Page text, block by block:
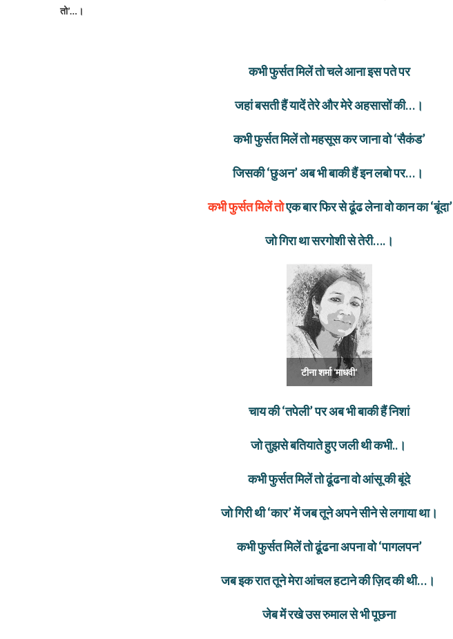
तो’…।
कभी फुर्सत मिलें तो चले आना इस पते पर
जहां बसती हैं यादें तेरे और मेरे अहसासों की…।
कभी फुर्सत मिलें तो महसूस कर जाना वो ‘सैकंड’
जिसकी ‘छुअन’ अब भी बाकी हैं इन लबो पर…।
कभी फुर्सत मिलें तोएक बार फिर से ढूंढ लेना वोकान का ‘बूंदा’
जो गिरा था सरगोशी से तेरी….।
टीना शर्मा ‘माधवी’
चाय की ‘तपेली’ पर अब भी बाकी हैं निशां
जो तुझसे बतियाते हुए जली थी कभी..।
कभी फुर्सत मिलें तो ढूंढना वो आंसू की बूंदे
जो गिरी थी ‘कार’ में जब तूने अपने सीने से लगाया था।
कभी फुर्सत मिलें तो ढूंढना अपना वो ‘पागलपन’
जब इक रात तूने मेरा आंचल हटाने की ज़िद की थी…।
जेब में रखे उस रुमाल से भी पूछना